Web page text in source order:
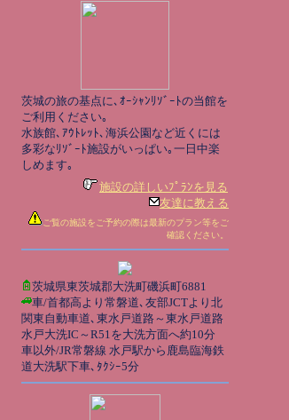
茨城の旅の基点に､ｵｰｼｬﾝﾘｿﾞｰﾄの当館を
ご利用ください｡
水族館､ｱｳﾄﾚｯﾄ､海浜公園など近くには
多彩なﾘｿﾞｰﾄ施設がいっぱい｡一日中楽
しめます｡
施設の詳しいﾌﾟﾗﾝを見る
友達に教える
ご覧の施設をご予約の際は最新のプラン等をご
確認ください。
茨城県東茨城郡大洗町磯浜町6881
車/首都高より常磐道､友部JCTより北
関東自動車道､東水戸道路～東水戸道路
水戸大洗IC～R51を大洗方面へ約10分
車以外/JR常磐線 水戸駅から鹿島臨海鉄
道大洗駅下車､ﾀｸｼｰ5分